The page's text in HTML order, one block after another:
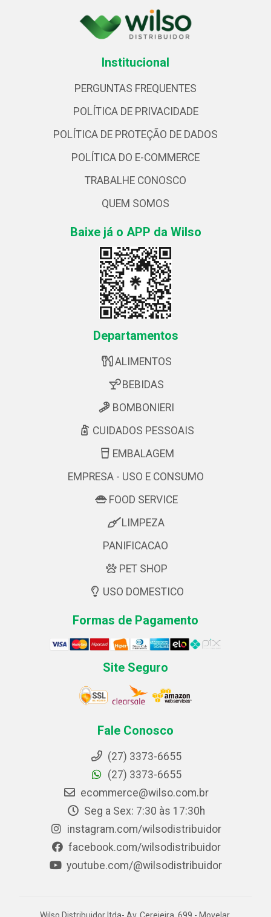
Institucional
PERGUNTAS FREQUENTES
POLÍTICA DE PRIVACIDADE
POLÍTICA DE PROTEÇÃO DE DADOS
POLÍTICA DO E-COMMERCE
TRABALHE CONOSCO
QUEM SOMOS
Baixe já o APP da Wilso
Departamentos
ALIMENTOS
BEBIDAS
BOMBONIERI
CUIDADOS PESSOAIS
EMBALAGEM
EMPRESA - USO E CONSUMO
FOOD SERVICE
LIMPEZA
PANIFICACAO
PET SHOP
USO DOMESTICO
Formas de Pagamento
Site Seguro
Fale Conosco
(27) 3373-6655
(27) 3373-6655
ecommerce@wilso.com.br
Seg a Sex: 7:30 às 17:30h
instagram.com/wilsodistribuidor
facebook.com/wilsodistribuidor
youtube.com/@wilsodistribuidor